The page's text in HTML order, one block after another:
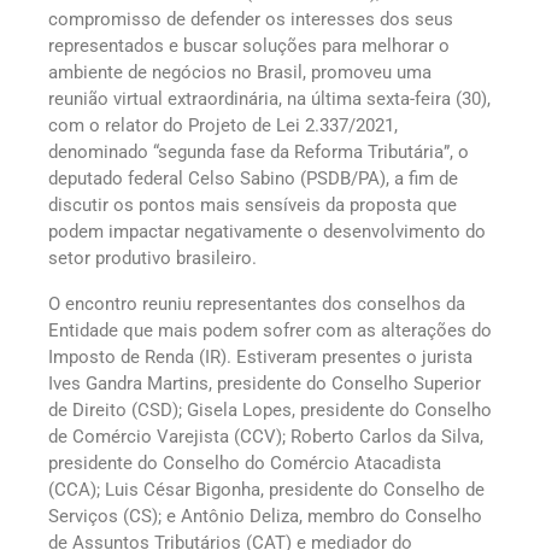
compromisso de defender os interesses dos seus
representados e buscar soluções para melhorar o
ambiente de negócios no Brasil, promoveu uma
reunião virtual extraordinária, na última sexta-feira (30),
com o relator do Projeto de Lei 2.337/2021,
denominado “segunda fase da Reforma Tributária”, o
deputado federal Celso Sabino (PSDB/PA), a fim de
discutir os pontos mais sensíveis da proposta que
podem impactar negativamente o desenvolvimento do
setor produtivo brasileiro.
O encontro reuniu representantes dos conselhos da
Entidade que mais podem sofrer com as alterações do
Imposto de Renda (IR). Estiveram presentes o jurista
Ives Gandra Martins, presidente do Conselho Superior
de Direito (CSD); Gisela Lopes, presidente do Conselho
de Comércio Varejista (CCV); Roberto Carlos da Silva,
presidente do Conselho do Comércio Atacadista
(CCA); Luis César Bigonha, presidente do Conselho de
Serviços (CS); e Antônio Deliza, membro do Conselho
de Assuntos Tributários (CAT) e mediador do